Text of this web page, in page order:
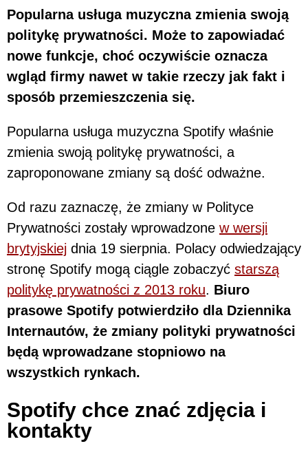
Popularna usługa muzyczna zmienia swoją
politykę prywatności. Może to zapowiadać
nowe funkcje, choć oczywiście oznacza
wgląd firmy nawet w takie rzeczy jak fakt i
sposób przemieszczenia się.
Popularna usługa muzyczna Spotify właśnie
zmienia swoją politykę prywatności, a
zaproponowane zmiany są dość odważne.
Od razu zaznaczę, że zmiany w Polityce
Prywatności zostały wprowadzone w wersji
brytyjskiej dnia 19 sierpnia. Polacy odwiedzający
stronę Spotify mogą ciągle zobaczyć starszą
politykę prywatności z 2013 roku. Biuro
prasowe Spotify potwierdziło dla Dziennika
Internautów, że zmiany polityki prywatności
będą wprowadzane stopniowo na
wszystkich rynkach.
Spotify chce znać zdjęcia i
kontakty